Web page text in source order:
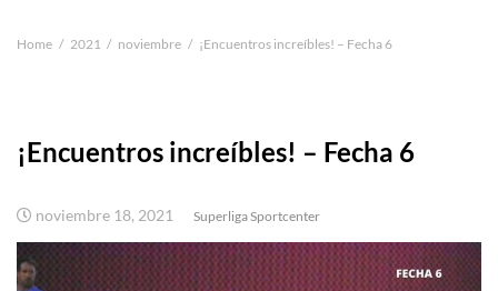
Home 2021 noviembre ¡Encuentros increíbles! – Fecha 6
¡Encuentros increíbles! – Fecha 6
noviembre 18, 2021 Superliga Sportcenter